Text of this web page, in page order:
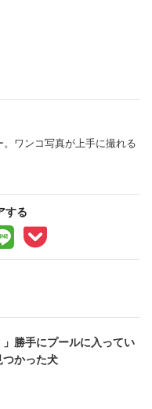
ワンコ写真が上手に撮れる
する
」勝手にプールに入ってい
つかった犬